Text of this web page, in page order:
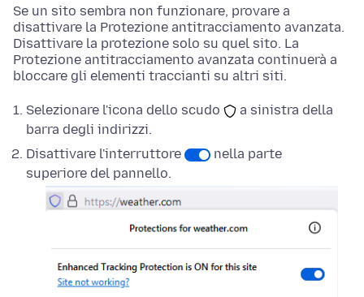
Se un sito sembra non funzionare, provare a
disattivare la Protezione antitracciamento avanzata.
Disattivare la protezione solo su quel sito. La
Protezione antitracciamento avanzata continuerà a
bloccare gli elementi traccianti su altri siti.
Selezionare l'icona dello scudo
a sinistra della
barra degli indirizzi.
Disattivare l'interruttore
nella parte
superiore del pannello.